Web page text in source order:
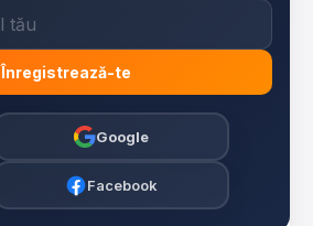
Înregistrează-te
Google
Facebook